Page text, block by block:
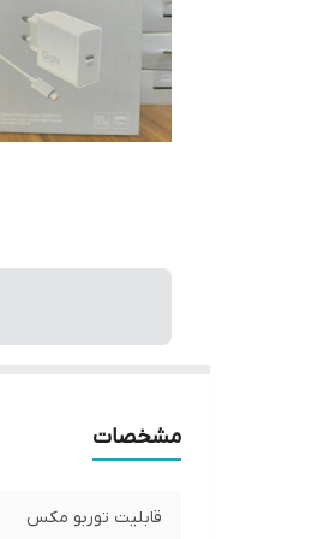
مشخصات
قابلیت توربو مکس